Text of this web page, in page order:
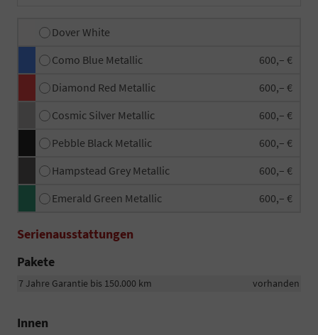
Dover White
Como Blue Metallic
600,– €
Diamond Red Metallic
600,– €
Cosmic Silver Metallic
600,– €
Pebble Black Metallic
600,– €
Hampstead Grey Metallic
600,– €
Emerald Green Metallic
600,– €
Serienausstattungen
Pakete
7 Jahre Garantie bis 150.000 km vorhanden
Innen